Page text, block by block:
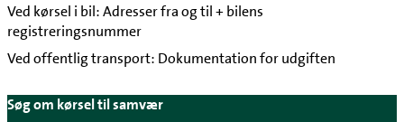
Ved kørsel i bil: Adresser fra og til + bilens
registreringsnummer
Ved offentlig transport: Dokumentation for udgiften
Søg om kørsel til samvær